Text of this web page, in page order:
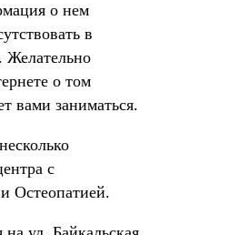
о нем
в
Желательно
о том
вами заниматься.
с
Остеопатией.